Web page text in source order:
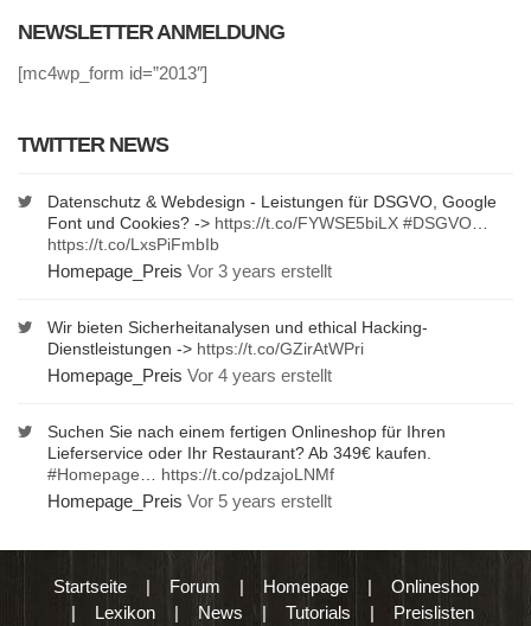
NEWSLETTER ANMELDUNG
[mc4wp_form id=”2013″]
TWITTER NEWS
Datenschutz & Webdesign - Leistungen für DSGVO, Google
Font und Cookies? -> https://t.co/FYWSE5biLX #DSGVO
https://t.co/LxsPiFmbIb
Homepage_Preis Vor 3 years erstellt
Wir bieten Sicherheitanalysen und ethical Hacking-
Dienstleistungen -> https://t.co/GZirAtWPri
Homepage_Preis Vor 4 years erstellt
Suchen Sie nach einem fertigen Onlineshop für Ihren
Lieferservice oder Ihr Restaurant? Ab 349€ kaufen.
#Homepage
https://t.co/pdzajoLNMf
Homepage_Preis Vor 5 years erstellt
Startseite| Forum | Homepage| Onlineshop
| Lexikon |News | Tutorials | Preislisten